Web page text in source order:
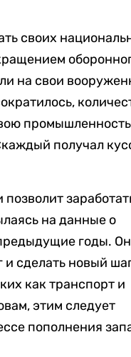
своих
на свои
получал
на данные о
годы.
и сделать новый
как транспорт и
этим следует
пополнения